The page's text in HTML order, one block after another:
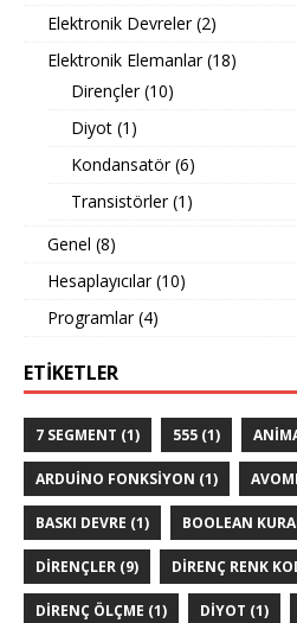
Elektronik Devreler(2)
Elektronik Elemanlar(18)
Dirençler(10)
Diyot (1)
Kondansatör(6)
Transistörler(1)
Genel (8)
Hesaplayıcılar(10)
Programlar(4)
ETIKETLER
7 SEGMENT (1) 555 (1)
ARDUINO FONKSIYON (1)
BASKI DEVRE (1) BOOLEAN
DIRENÇLER (9) DIRENÇ RENK
DIRENÇ ÖLÇME (1) DIYOT (1)